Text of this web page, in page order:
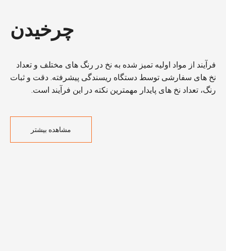
چرخیدن
فرآیند از مواد اولیه تمیز شده به نخ در رنگ های مختلف و تعداد
نخ های سفارشی توسط دستگاه ریسندگی پیشرفته. دقت و ثبات
رنگ، تعداد نخ های پایدار مهمترین نکته در این فرآیند است.
مشاهده بیشتر